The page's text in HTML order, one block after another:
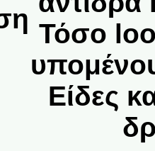
Τόσο
Είδες